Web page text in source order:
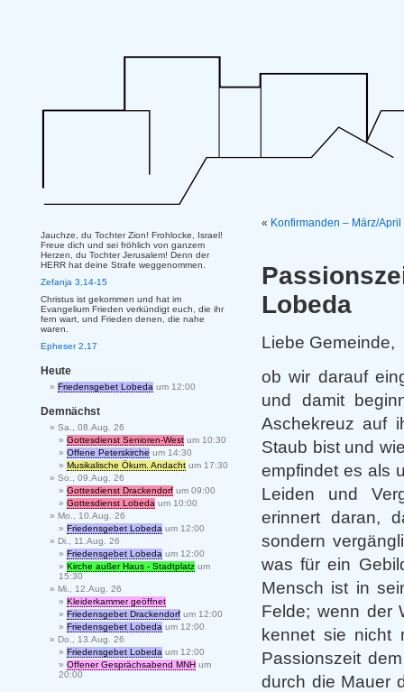
« Konfirmanden – März/
Lobeda
Liebe Gemeinde,
ob wir darauf
und damit
Aschekreuz auf
Staub bist und
empfindet es als
Leiden und
erinnert daran,
sondern
was für ein
Mensch ist in
Felde; wenn der
kennet sie nicht
Passionszeit
durch die Mauer
Jauchze, du Tochter Zion! Frohlocke, Israel!
Freue dich und sei fröhlich von ganzem
Herzen, du Tochter Jerusalem! Denn der
HERR hat deine Strafe weggenommen.
Zefanja 3,14-15
Christus ist gekommen und hat im
Evangelium Frieden verkündigt euch, die ihr
fern wart, und Frieden denen, die nahe
waren.
Epheser 2,17
Heute
Friedensgebet Lobeda um 12:00
Demnächst
Sa., 08.Aug. 26
Gottesdienst Senioren-West um 10:30
Offene Peterskirche um 14:30
Musikalische Ökum. Andacht um 17:30
So., 09.Aug. 26
Gottesdienst Drackendorf um 09:00
Gottesdienst Lobeda um 10:00
Mo., 10.Aug. 26
Friedensgebet Lobeda um 12:00
Di., 11.Aug. 26
Friedensgebet Lobeda um 12:00
Kirche außer Haus - Stadtplatz um
15:30
Mi., 12.Aug. 26
Kleiderkammer geöffnet
Friedensgebet Drackendorf um 12:00
Friedensgebet Lobeda um 12:00
Do., 13.Aug. 26
Friedensgebet Lobeda um 12:00
Offener Gesprächsabend MNH um
20:00